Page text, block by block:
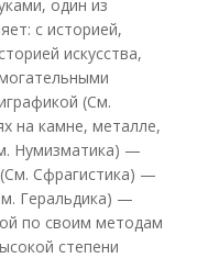
один из
с историей,
искусства,
(См.
на камне, металле,
Нумизматика) —
Сфрагистика) —
Геральдика) —
по своим методам
степени